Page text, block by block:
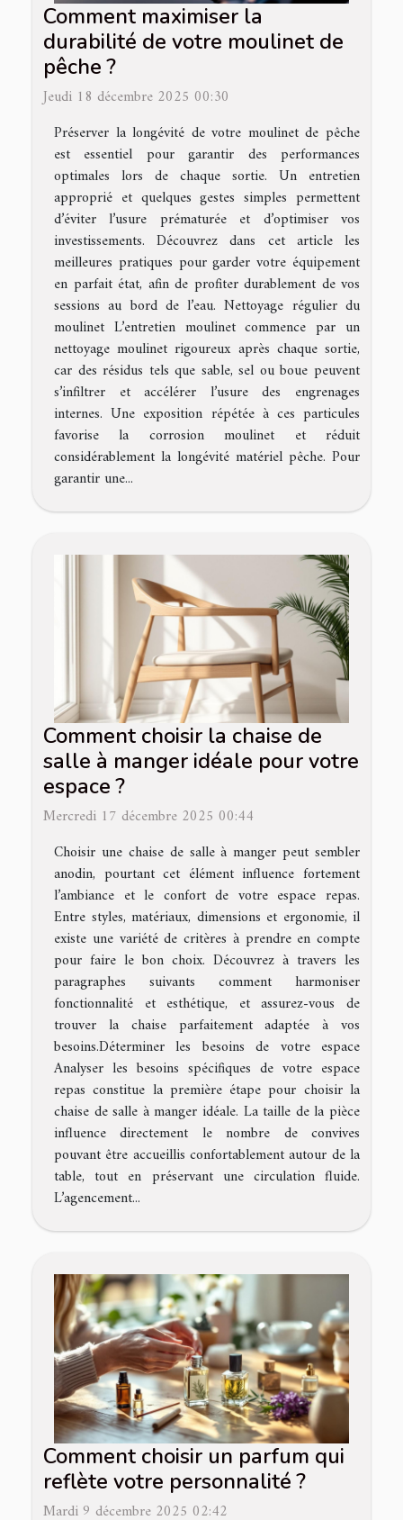
Comment maximiser la
durabilité de votre moulinet de
pêche ?
Jeudi 18 décembre 2025 00:30
Préserver la longévité de votre moulinet de pêche
est essentiel pour garantir des performances
optimales lors de chaque sortie. Un entretien
approprié et quelques gestes simples permettent
d’éviter l’usure prématurée et d’optimiser vos
investissements. Découvrez dans cet article les
meilleures pratiques pour garder votre équipement
en parfait état, afin de profiter durablement de vos
sessions au bord de l’eau. Nettoyage régulier du
moulinet L’entretien moulinet commence par un
nettoyage moulinet rigoureux après chaque sortie,
car des résidus tels que sable, sel ou boue peuvent
s’infiltrer et accélérer l’usure des engrenages
internes. Une exposition répétée à ces particules
favorise la corrosion moulinet et réduit
considérablement la longévité matériel pêche. Pour
garantir une...
Comment choisir la chaise de
salle à manger idéale pour votre
espace ?
Mercredi 17 décembre 2025 00:44
Choisir une chaise de salle à manger peut sembler
anodin, pourtant cet élément influence fortement
l’ambiance et le confort de votre espace repas.
Entre styles, matériaux, dimensions et ergonomie, il
existe une variété de critères à prendre en compte
pour faire le bon choix. Découvrez à travers les
paragraphes suivants comment harmoniser
fonctionnalité et esthétique, et assurez-vous de
trouver la chaise parfaitement adaptée à vos
besoins.Déterminer les besoins de votre espace
Analyser les besoins spécifiques de votre espace
repas constitue la première étape pour choisir la
chaise de salle à manger idéale. La taille de la pièce
influence directement le nombre de convives
pouvant être accueillis confortablement autour de la
table, tout en préservant une circulation fluide.
L’agencement...
Comment choisir un parfum qui
reflète votre personnalité ?
Mardi 9 décembre 2025 02:42